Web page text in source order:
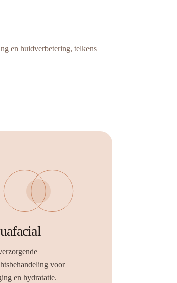
en huidverbetering, telkens
voor
en hydratatie.